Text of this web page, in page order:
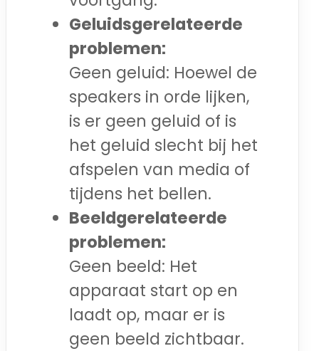
Geluidsgerelateerde
problemen:
Geen geluid: Hoewel de
speakers in orde lijken,
is er geen geluid of is
het geluid slecht bij het
afspelen van media of
tijdens het bellen.
Beeldgerelateerde
problemen:
Geen beeld: Het
apparaat start op en
laadt op, maar er is
geen beeld zichtbaar.